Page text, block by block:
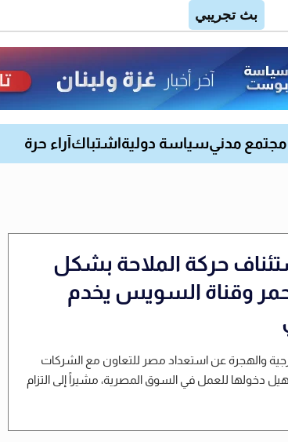
مجتمع مدنيسياسة دولية اشتباك آراء حرة
حركة الملاحة بشكل
وقناة السويس يخدم
والهجرة عن استعداد مصر للتعاون مع الشركات
دخولها للعمل في السوق المصرية، مشيراً إلى التزام